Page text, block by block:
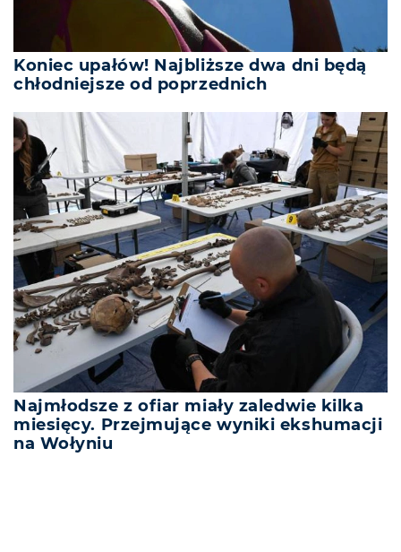
Koniec upałów! Najbliższe dwa dni będą
chłodniejsze od poprzednich
Najmłodsze z ofiar miały zaledwie kilka
miesięcy. Przejmujące wyniki ekshumacji
na Wołyniu